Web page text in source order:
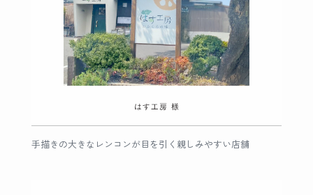
手描きの大きなレンコンが目を引く親しみやすい店舗